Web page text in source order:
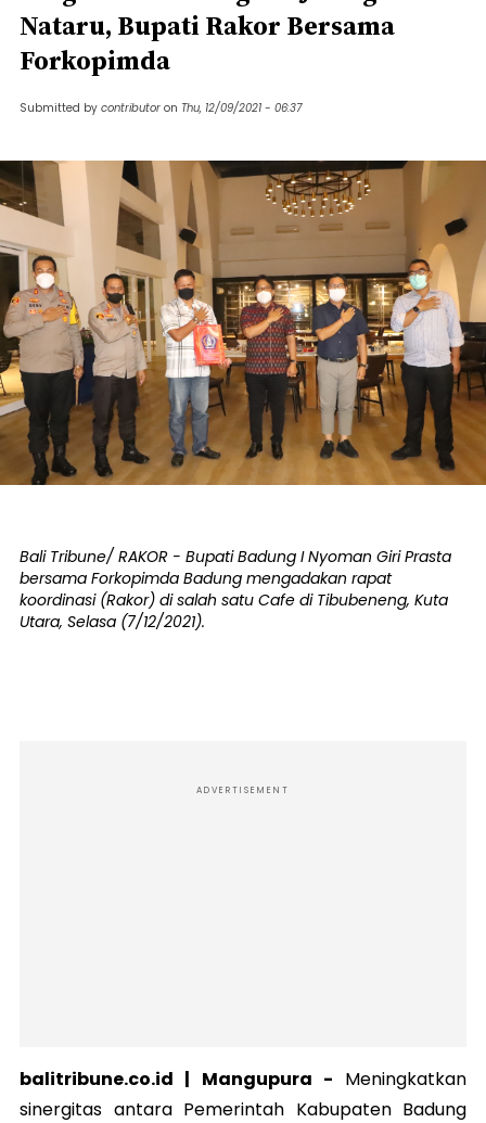
Nataru, Bupati Rakor Bersama
Forkopimda
Submitted by contributor on Thu, 12/09/2021 - 06:37
Bali Tribune/ RAKOR - Bupati Badung I Nyoman Giri Prasta
bersama Forkopimda Badung mengadakan rapat
koordinasi (Rakor) di salah satu Cafe di Tibubeneng, Kuta
Utara, Selasa (7/12/2021).
ADVERTISEMENT
balitribune.co.id | Mangupura - Meningkatkan
sinergitas antara Pemerintah Kabupaten Badung